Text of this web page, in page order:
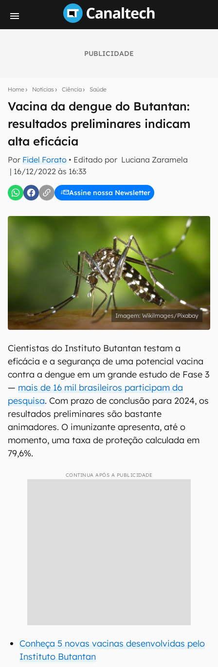
PUBLICIDADE
Home Notícias Ciência Saúde
Vacina da dengue do Butantan:
resultados preliminares indicam
alta eficácia
Por Fidel Forato • Editado por Luciana Zaramela
| 16/12/2022 às 16:33
Assine nossa Newsletter
notícias e reviews sobre tecnologia em primeira
mão.
E-mail
inscreva-se
Confirmo que li, aceito e concordo com os Termos de
Uso e Política de Privacidade do Canaltech.
Wikilmages/Pixabay
Cientistas do Instituto Butantan testam a
eficácia e a segurança de uma potencial vacina
contra a dengue em um grande estudo de Fase 3
— mais de 16 mil brasileiros participam da
pesquisa. Com prazo de conclusão para 2024, os
resultados preliminares são bastante
animadores. O imunizante apresenta, até o
momento, uma taxa de proteção calculada em
79,6%.
CONTINUA APÓS A PUBLICIDADE
Conheça 5 novas vacinas desenvolvidas pelo
Instituto Butantan